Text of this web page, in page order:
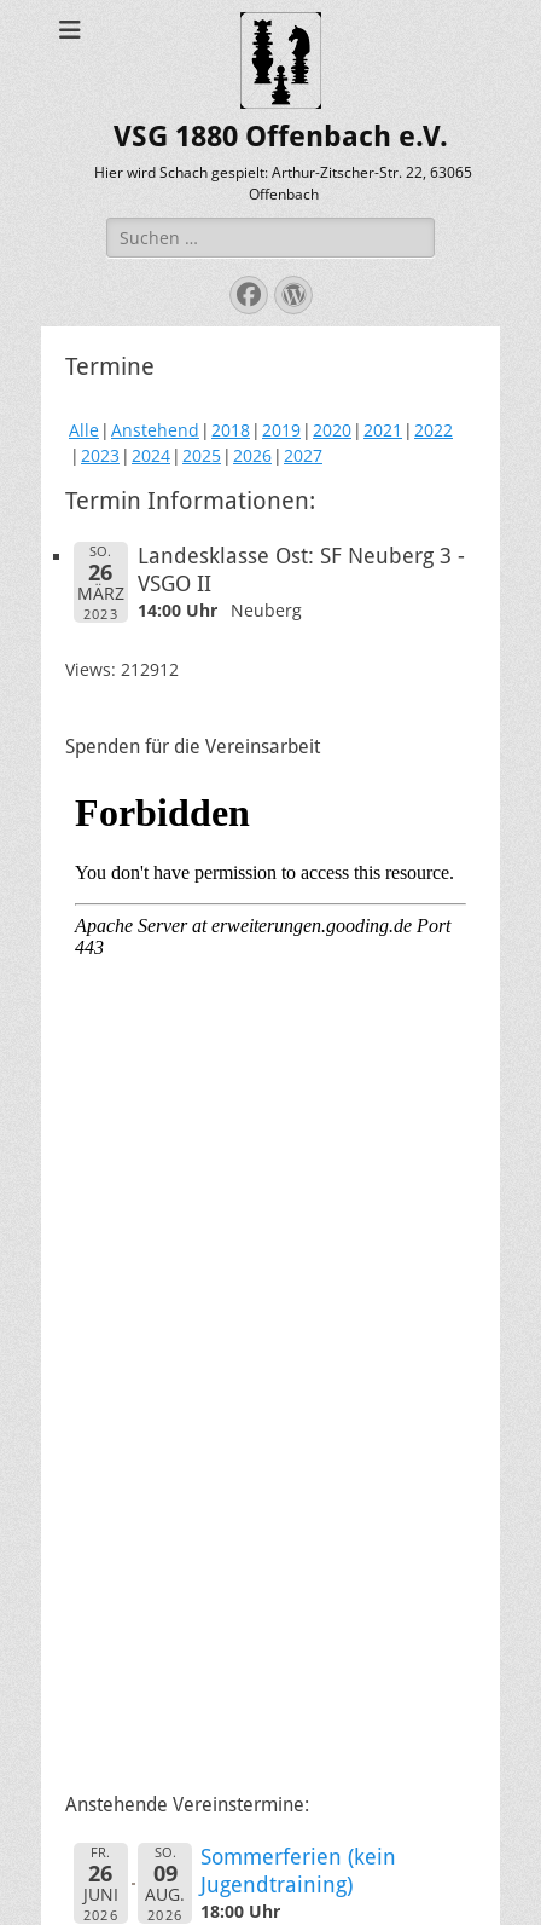
VSG 1880 Offenbach e.V.
Hier wird Schach gespielt: Arthur-Zitscher-Str. 22, 63065
Offenbach
Suche
nach:
Facebook
WordPress
Termine
Alle Anstehend 2018 2019 2020 2021
2022
2023 2024 2025 2026 2027
Termin Informationen:
SO.
26
MÄRZ
2023
Landesklasse Ost: SF Neuberg 3 -
VSGO II
14:00 Uhr Neuberg
Views: 212912
Spenden für die Vereinsarbeit
Anstehende Vereinstermine:
FR.
26
JUNI
2026
SO.
09
AUG.
2026
Sommerferien (kein
Jugendtraining)
18:00 Uhr